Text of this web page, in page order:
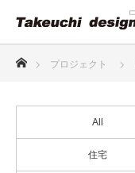
プロジェクト
All
住宅